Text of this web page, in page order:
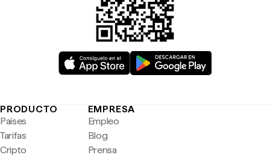
PRODUCTO
Países
Tarifas
Cripto
EMPRESA
Empleo
Blog
Prensa